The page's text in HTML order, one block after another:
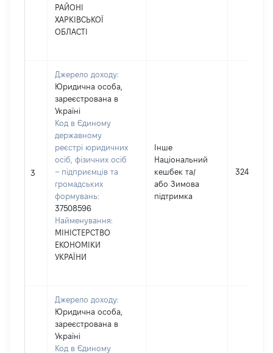
РАЙОНІ
ХАРКІВСЬКОЇ
ОБЛАСТІ
3
Джерело доходу:
Юридична особа,
зареєстрована в
Україні
Код в Єдиному
державному
реєстрі юридичних
осіб, фізичних осіб
– підприємців та
громадських
формувань:
37508596
Найменування:
МІНІСТЕРСТВО
ЕКОНОМІКИ
УКРАЇНИ
Інше
Національний
кешбек та/
або Зимова
підтримка
3240
Джерело доходу:
Юридична особа,
зареєстрована в
Україні
Код в Єдиному